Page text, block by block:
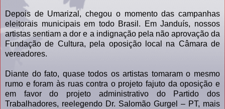
Depois de Umarizal, chegou o momento das campanhas
eleitorais municipais em todo Brasil. Em Janduís, nossos
artistas sentiam a dor e a indignação pela não aprovação da
Fundação de Cultura, pela oposição local na Câmara de
vereadores.
Diante do fato, quase todos os artistas tomaram o mesmo
rumo e foram às ruas contra o projeto fajuto da oposição e
em favor do projeto administrativo do Partido dos
Trabalhadores, reelegendo Dr. Salomão Gurgel – PT, mais